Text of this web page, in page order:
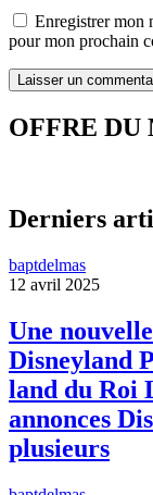
Enregistrer mon
pour mon prochain
OFFRE
Derniers
baptdelmas
12 avril 2025
Une
Disneyland
land du Roi
annonces
plusieurs